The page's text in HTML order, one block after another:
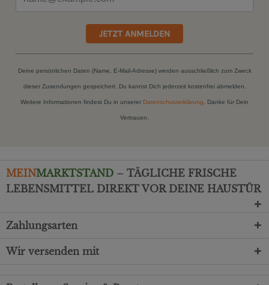
JETZT ANMELDEN
Deine persönlichen Daten (Name, E-Mail-Adresse) werden ausschließlich zum Zweck
dieser Zusendungen gespeichert. Du kannst Dich jederzeit kostenfrei abmelden.
Weitere Informationen findest Du in unserer Datenschutzerklärung . Danke für Dein
Vertrauen.
MEINMARKTSTAND – TÄGLICHE FRISCHE
LEBENSMITTEL DIREKT VOR DEINE HAUSTÜR
Zahlungsarten
Wir versenden mit